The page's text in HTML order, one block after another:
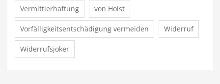
Vermittlerhaftung von Holst
Vorfälligkeitsentschädigung vermeiden Widerruf
Widerrufsjoker